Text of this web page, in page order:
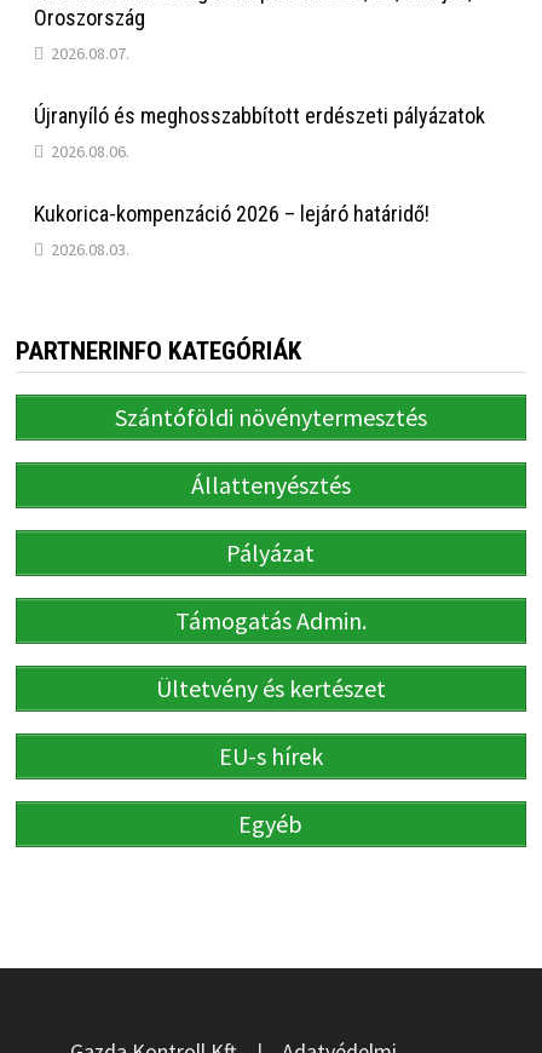
Oroszország
2026.08.07.
Újranyíló és meghosszabbított erdészeti pályázatok
2026.08.06.
Kukorica-kompenzáció 2026 – lejáró határidő!
2026.08.03.
PARTNERINFO KATEGÓRIÁK
Szántóföldi növénytermesztés
Állattenyésztés
Pályázat
Támogatás Admin.
Ültetvény és kertészet
EU-s hírek
Egyéb